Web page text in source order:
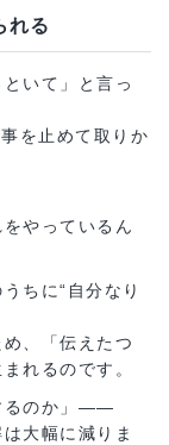
れる
いて」と言っ
を止めて取りか
やっているん
ちに“自分なり
、「伝えたつ
れるのです。
るのか」――
大幅に減りま